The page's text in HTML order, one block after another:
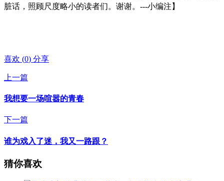
脏话，照顾尺度略小的读者们。谢谢。---小编注】
喜欢 (0) 分享
上一篇
我想要一场喧嚣的青春
下一篇
谁为戏入了迷，我又一路跟？
猜你喜欢